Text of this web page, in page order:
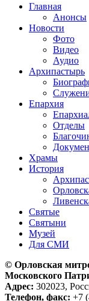
Главная
Анонсы
Новости
Фото
Видео
Аудио
Архипастырь
Епархия
Отделы
Храмы
История
Святые
Святыни
Музей
Для СМИ
© Орловская
Московского
Адрес: 302023,
Телефон, факс: +7